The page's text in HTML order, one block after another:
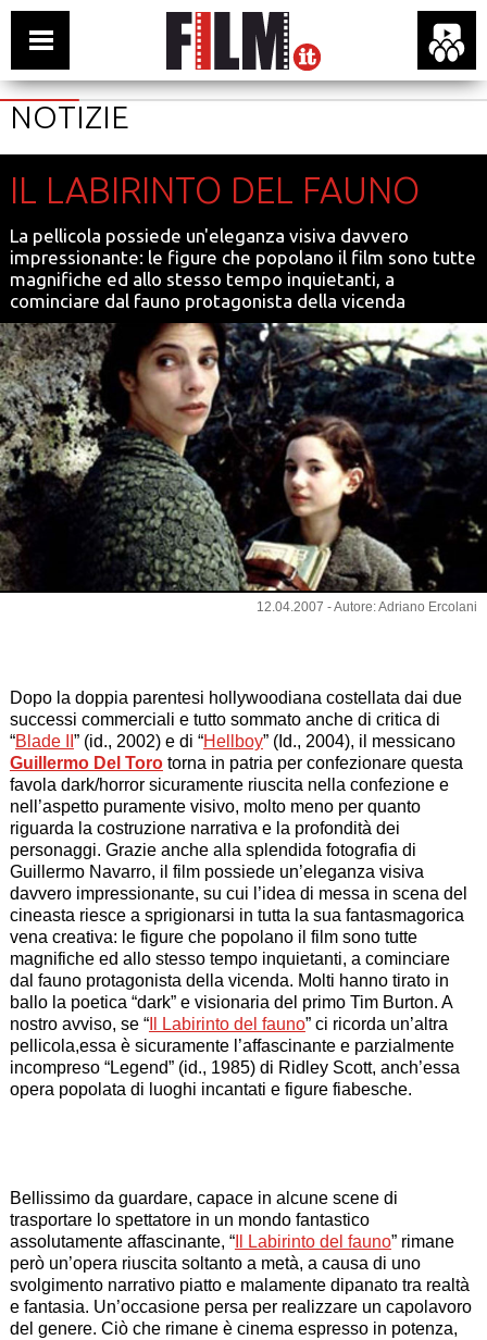
NOTIZIE
IL LABIRINTO DEL FAUNO
La pellicola possiede un'eleganza visiva davvero
impressionante: le figure che popolano il film sono tutte
magnifiche ed allo stesso tempo inquietanti, a
cominciare dal fauno protagonista della vicenda
12.04.2007 - Autore: Adriano Ercolani
Dopo la doppia parentesi hollywoodiana costellata dai due
successi commerciali e tutto sommato anche di critica di
“Blade II ” (id., 2002) e di “Hellboy” (Id., 2004), il messicano
Guillermo Del Torotorna in patria per confezionare questa
favola dark/horror sicuramente riuscita nella confezione e
nell’aspetto puramente visivo, molto meno per quanto
riguarda la costruzione narrativa e la profondità dei
personaggi. Grazie anche alla splendida fotografia di
Guillermo Navarro, il film possiede un’eleganza visiva
davvero impressionante, su cui l’idea di messa in scena del
cineasta riesce a sprigionarsi in tutta la sua fantasmagorica
vena creativa: le figure che popolano il film sono tutte
magnifiche ed allo stesso tempo inquietanti, a cominciare
dal fauno protagonista della vicenda. Molti hanno tirato in
ballo la poetica “dark” e visionaria del primo Tim Burton. A
nostro avviso, se “Il Labirinto del fauno” ci ricorda un’altra
pellicola,essa è sicuramente l’affascinante e parzialmente
incompreso “Legend” (id., 1985) di Ridley Scott, anch’essa
opera popolata di luoghi incantati e figure fiabesche.
Bellissimo da guardare, capace in alcune scene di
trasportare lo spettatore in un mondo fantastico
assolutamente affascinante, “Il Labirinto del fauno” rimane
però un’opera riuscita soltanto a metà, a causa di uno
svolgimento narrativo piatto e malamente dipanato tra realtà
e fantasia. Un’occasione persa per realizzare un capolavoro
del genere. Ciò che rimane è cinema espresso in potenza,